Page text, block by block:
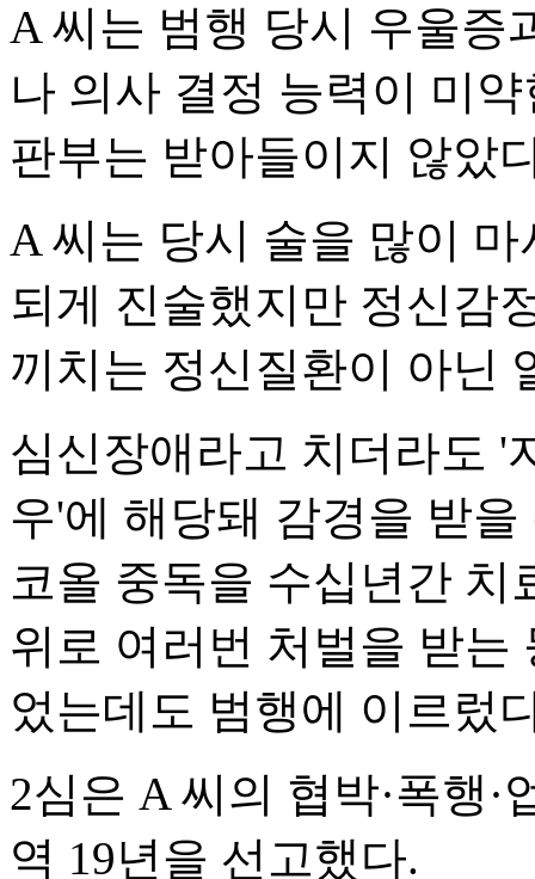
A 씨는 범행 당시 우울증
나 의사 결정 능력이 미
판부는 받아들이지 않았
A 씨는 당시 술을 많이
되게 진술했지만 정신감
끼치는 정신질환이 아닌
심신장애라고 치더라도 '
우'에 해당돼 감경을 받
코올 중독을 수십년간
위로 여러번 처벌을 받는
었는데도 범행에 이르렀
2심은 A 씨의 협박·폭행
역 19년을 선고했다.